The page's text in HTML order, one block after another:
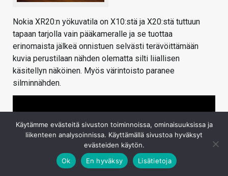
Nokia XR20:n yökuvatila on X10:stä ja X20:stä tuttuun
tapaan tarjolla vain pääkameralle ja se tuottaa
erinomaista jälkeä onnistuen selvästi terävöittämään
kuvia perustilaan nähden olematta silti liiallisen
käsitellyn näköinen. Myös värintoisto paranee
silminnähden.
Käytämme evästeitä sivuston toiminnoissa, ominaisuuksissa ja
liikenteen analysoinnissa. Käyttämällä sivustoa hyväksyt
evästeiden käytön.
Ok
En hyväksy Lisätietoja